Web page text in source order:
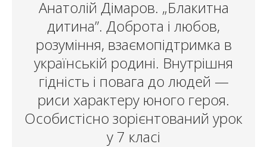
Анатолій Дімаров. „Блакитна
дитина”. Доброта і любов,
розуміння, взаємопідтримка в
українській родині. Внутрішня
гідність і повага до людей —
риси характеру юного героя.
Особистісно зорієнтований урок
у 7 класі